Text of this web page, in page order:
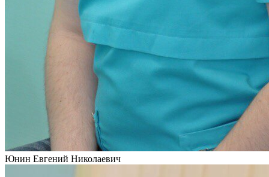
Юнин Евгений Николаевич